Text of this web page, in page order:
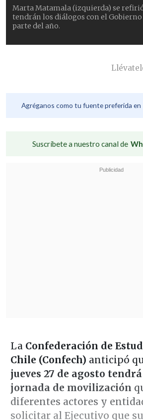
Marta Matamala (izquierda) se
tendrán los diálogos con el
parte del año.
Agréganos como tu fuente preferida en
Suscríbete a nuestro canal de
La Confederación de
Chile (Confech) anticipó
jueves 27 de agosto
jornada de movilización
diferentes actores y
solicitar al Ejecutivo que